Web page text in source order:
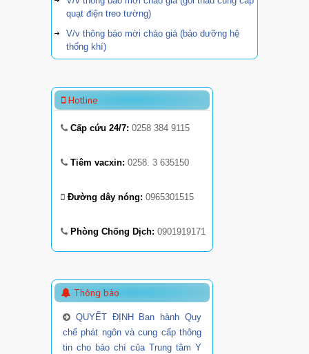
quạt điện treo tường)
V/v thông báo mời chào giá (bảo dưỡng hệ
thống khí)
Hotline
Cấp cứu 24/7: 0258 384 9115
Tiêm vacxin: 0258. 3 635150
Đường dây nóng: 0965301515
Phòng Chống Dịch: 0901919171
Thông báo
QUYẾT ĐỊNH Ban hành Quy
chế phát ngôn và cung cấp thông
tin cho báo chí của Trung tâm Y